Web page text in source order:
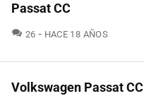
Passat CC
26 COMENTARIOS
HACE 18 AÑOS
Volkswagen Passat CC